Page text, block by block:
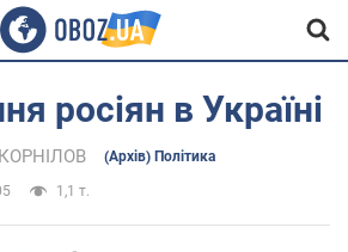
росіян в Україні
(Архів) Політика
1,1 т.